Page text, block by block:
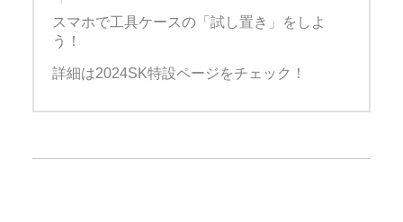
スマホで工具ケースの「試し置き」をしよ
う！
詳細は2024SK特設ページをチェック！